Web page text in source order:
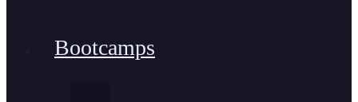
Bootcamps